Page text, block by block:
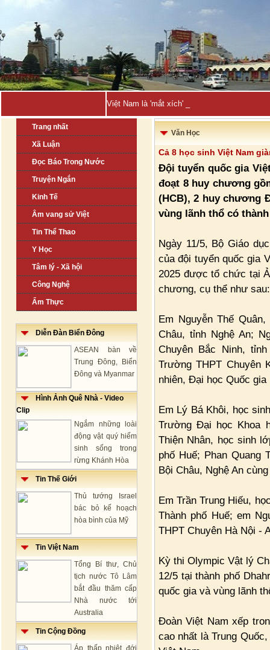
Việt Nam là 'mắt xích' chiến lược trong h_
Trang nhất
Xã Luận
Đọc Báo Trong Nước
Truyện Ngắn
Kinh Tế
Âm vang sử Việt
Tin Thể Thao
Y Học
Tâm lý - Xã hội
Công Nghệ
Ẩm Thực
Diễn Đàn Biển Đông
ASEAN bàn về
Trung Đông, Biển
Đông và Myanmar
Hình Ảnh Quê Nhà - Video
Clip
Ngắm những loài
động vật quý hiếm
sinh sống trong
rừng Khánh Hòa
Tin Thế Giới
Thủ tướng Israel
bác bỏ kế hoạch
hòa bình của Mỹ
Tin Việt Nam
Tổng Bí thư, Chủ
tịch nước Tô Lâm
bắt đầu thăm cấp
Nhà nước tới
Australia
Tin Cộng Đồng
Áp thấp nhiệt đới
Văn Học
Cả 8 học sinh Việt Nam
Đội tuyển quốc gia
đoạt 8 huy chương
(HCB), 2 huy chương
vùng lãnh thổ có
Ngày 11/5, Bộ Giáo
của đội tuyển quốc gia
2025 được tổ chức tại
chương, cụ thể như sau:
Em Nguyễn Thế
Châu, tỉnh Nghệ An;
Chuyên Bắc Ninh,
Trường THPT Chuyên
nhiên, Đại học Quốc gia
Em Lý Bá Khôi, học
Trường Đại học Khoa
Thiện Nhân, học sinh
phố Huế; Phan Quang
Bội Châu, Nghệ An
Em Trần Trung Hiếu,
Thành phố Huế; em
THPT Chuyên Hà Nội -
Kỳ thi Olympic Vật lý
12/5 tại thành phố
quốc gia và vùng lãnh
Đoàn Việt Nam xếp
cao nhất là Trung